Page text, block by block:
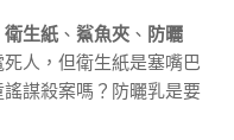
衛生紙 、 鯊魚夾 、 防曬
人，但衛生紙是塞嘴巴
謀殺案嗎？防曬乳是要